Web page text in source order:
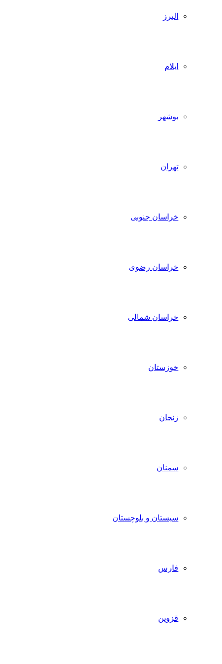
البرز
ایلام
بوشهر
تهران
خراسان جنوبی
خراسان رضوی
خراسان شمالی
خوزستان
زنجان
سمنان
سیستان و بلوچستان
فارس
قزوین